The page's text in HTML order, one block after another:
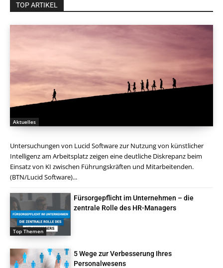
TOP ARTIKEL
Aktuelles
Untersuchungen von Lucid Software zur Nutzung von künstlicher
Intelligenz am Arbeitsplatz zeigen eine deutliche Diskrepanz beim
Einsatz von KI zwischen Führungskräften und Mitarbeitenden.
(BTN/Lucid Software)...
Top Themen
Fürsorgepflicht im Unternehmen – die
zentrale Rolle des HR-Managers
5 Wege zur Verbesserung Ihres
Personalwesens